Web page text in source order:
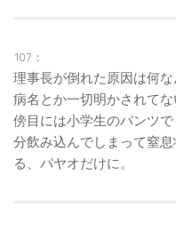
107：
理事長が倒れた原因は何な
病名とか一切明かされて
傍目には小学生のパンツ
分飲み込んでしまって窒
る、パヤオだけに。